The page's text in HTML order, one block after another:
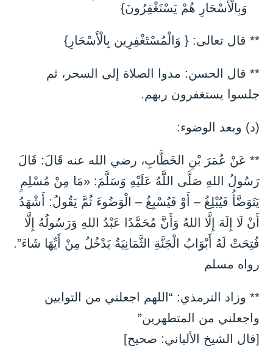
وَبِالْأَسْحَارِ هُمْ يَسْتَغْفِرُونَ}
** قال تعالى: { وَالْمُسْتَغْفِرِين بِالْأَسْحَارِ}
** قال الحسن: مدوا الصلاة إلى السحر، ثم
جلسوا يستغفرون ربهم.
(د) وبعد الوضوء:
** عَنْ عُمَرَ بْنِ الخَطَّابِ، رضي الله عنه قَالَ: قَالَ
رَسُولُ اللهِ صَلَّى اللَّهُ عَلَيْهِ وَسَلَّمَ: «مَا مِنْ مُسْلِمٍ
يَتَوَضَّأُ فَيُبْلِغُ – أَوْ فَيُسْبِغُ – الْوَضُوءَ ثُمَّ يَقُولُ: أَشْهَدُ
أَنْ لَا إِلَهَ إِلَّا اللهُ وَأَنَّ مُحَمَّدًا عَبْدُ اللهِ وَرَسُولُهُ إِلَّا
فُتِحَتْ لَهُ أَبْوَابُ الْجَنَّةِ الثَّمَانِيَةُ يَدْخُلُ مِنْ أَيِّهَا شَاءَ”.
رواه مسلم
** وزاد الترمذي: “اللهم اجعلني من التوابين
واجعلني من المتطهرين”
[قال الشيخ الألباني: صحيح]